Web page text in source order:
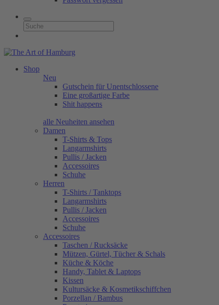
Shop
Neu
Gutschein für Unentschlossene
Eine großartige Farbe
Shit happens
alle Neuheiten ansehen
Damen
T-Shirts & Tops
Langarmshirts
Pullis / Jacken
Accessoires
Schuhe
Herren
T-Shirts / Tanktops
Langarmshirts
Pullis / Jacken
Accessoires
Schuhe
Accessoires
Taschen / Rucksäcke
Mützen, Gürtel, Tücher & Schals
Küche & Köche
Handy, Tablet & Laptops
Kissen
Kultursäcke & Kosmetikschiffchen
Porzellan / Bambus